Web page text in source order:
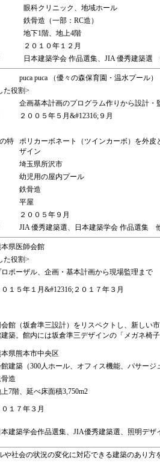
眼科クリニック、地域ホール
鉄骨造（一部：RC造）
地下1階、地上4階
２０１０年１２月
日本建築学会 作品選集、JIA 優秀建築選
puca puca （優々の森保育園・温水プール）
た役割>
企画基本計画のプログラム作りから設計・
２００５年５月&#12316;９月
特
ポリカーボネート（ツインカーボ）を外
ザイン
埼玉県所沢市
幼児用の屋内プール
鉄骨造
平屋
２００５年９月
JIA 優秀建築選、日本建築学会 作品選集
県医師会館
た役割>
ロポーザル、企画・基本計画から現場監理まで
０１５年１月&#12316;２０１７年３月
会館（坂倉準三設計）をリスペクトし、新しい
築。館内には坂倉準三デザインの「メガネ椅子
県熊本市中央区
建築（300人ホール、オフィス機能、パサージ
造
7階、延べ床面積3,750m2
０１７年３月
本建築学会作品選集、JIA優秀建築選、照明デ
社会の状況の変化に対応できる建築のあり方